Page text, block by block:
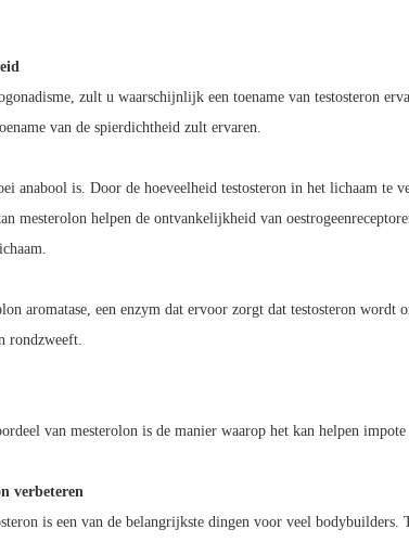
zult u waarschijnlijk een toename van testosteron
van de spierdichtheid zult ervaren.
anabool is. Door de hoeveelheid testosteron in het lichaam te
mesterolon helpen de ontvankelijkheid van
aromatase, een enzym dat ervoor zorgt dat testosteron
rondzweeft.
van mesterolon is de manier waarop het kan helpen impote
verbeteren
is een van de belangrijkste dingen voor veel